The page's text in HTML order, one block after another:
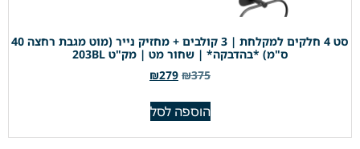
סט 4 חלקים למקלחת | 3 קולבים + מחזיק נייר (מוט מגבת רחצה 40
ס"מ) *בהדבקה* | שחור מט | מק"ט 203BL
₪375
₪279
הוספה לסל